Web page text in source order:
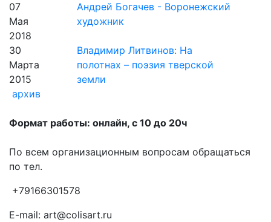
07
Мая
2018
Андрей Богачев - Воронежский
художник
30
Марта
2015
Владимир Литвинов: На
полотнах – поэзия тверской
земли
архив
Формат работы: онлайн, с 10 до 20ч
По всем организационным вопросам обращаться
по тел.
+79166301578
E-mail: art@colisart.ru